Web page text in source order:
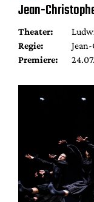
Jean-
Theater:
Regie:
Premiere: